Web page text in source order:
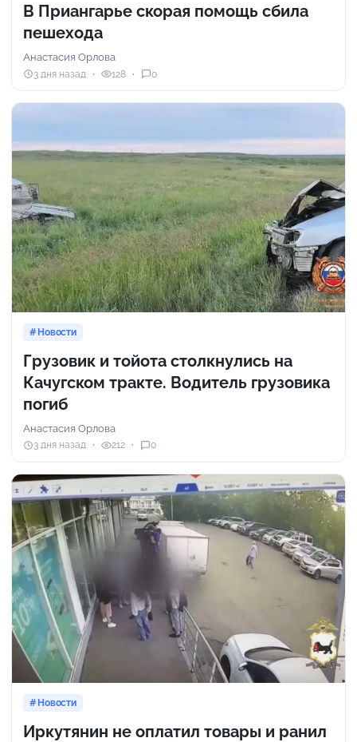
В Приангарье скорая помощь сбила
пешехода
Анастасия Орлова
3 дня назад 128 0
Новости
Грузовик и тойота столкнулись на
Качугском тракте. Водитель грузовика
погиб
Анастасия Орлова
3 дня назад 212 0
Новости
Иркутянин не оплатил товары и ранил